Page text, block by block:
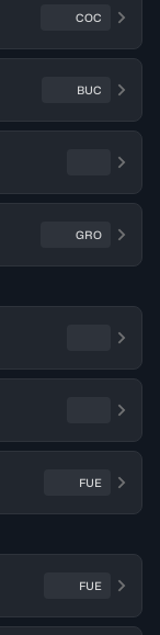
COC
BUC
GRO
FUE
FUE